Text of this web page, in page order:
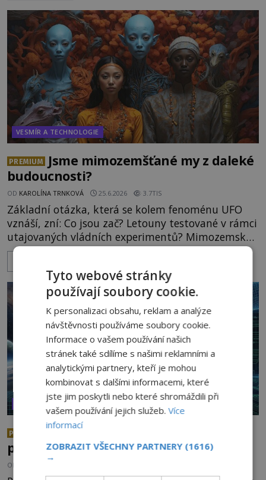
Právě nalezl ostatky dvou mimozemšťanů! Vědci
nad nálezem kroutí hlavou. Už na
VESMÍR A TECHNOLOGIE
PREMIUM
Jsme mimozemšťané my z daleké
budoucnosti?
OD KAROLÍNA TRNKOVÁ 25.6.2026 3.7TIS
Základní otázka, která se kolem fenoménu UFO
vznáší, zní: Co jsou zač? Letouny testované v rámci
utajovaných vládních experimentů? Mimozemské
vesmírné lodě plnící na Zemi nám neznámý úkol?
skrze reality do paralelních světů? O všech těchto
možnostech již desítky let vzrušeně diskutují
vědci, ufologo
VESMÍR A TECHNOLOGIE
PREMIUM
Žijeme v iluzivním 3D světě? A
pokud ano, kdo je jeho architektem?
OD
Tyto webové stránky
používají soubory cookie.
K personalizaci obsahu, reklam a analýze
návštěvnosti používáme soubory cookie.
Informace o vašem používání našich
stránek také sdílíme s našimi reklamními a
analytickými partnery, kteří je mohou
kombinovat s dalšími informacemi, které
jste jim poskytli nebo které shromáždili při
vašem používání jejich služeb.Více
informací
ZOBRAZIT VŠECHNY PARTNERY (1616)
→